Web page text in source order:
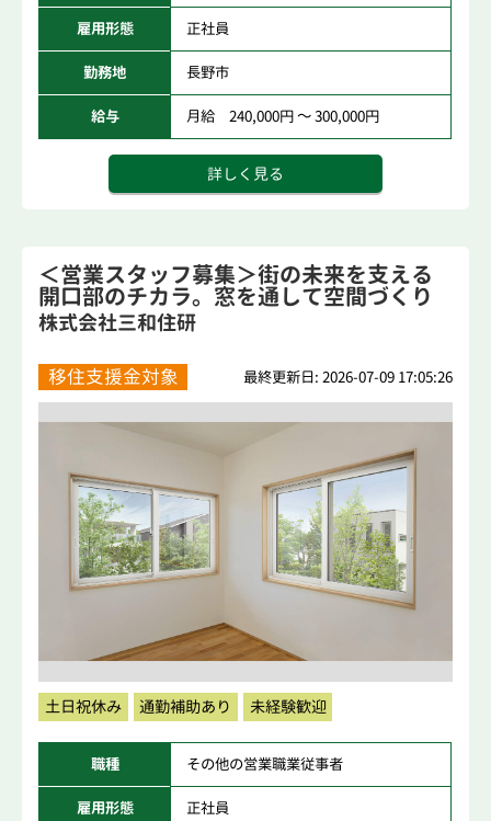
雇用形態 正社員
勤務地 長野市
給与 月給 240,000円 ～ 300,000円
詳しく見る
＜営業スタッフ募集＞街の未来を支える
開口部のチカラ。窓を通して空間づくり
を提案。
株式会社三和住研
移住支援金対象 最終更新日: 2026-07-09 17:05:26
土日祝休み 通勤補助あり 未経験歓迎
職種 その他の営業職業従事者
雇用形態 正社員